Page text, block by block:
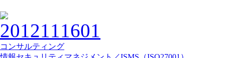
コンサルティング